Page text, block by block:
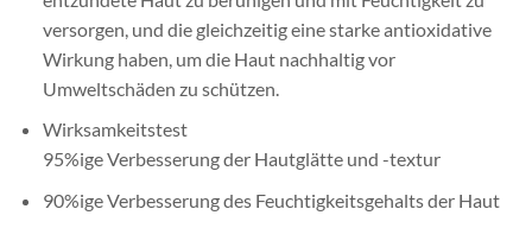
versorgen, und die gleichzeitig eine starke antioxidative
Wirkung haben, um die Haut nachhaltig vor
Umweltschäden zu schützen.
Wirksamkeitstest
95%ige Verbesserung der Hautglätte und -textur
90%ige Verbesserung des Feuchtigkeitsgehalts der Haut